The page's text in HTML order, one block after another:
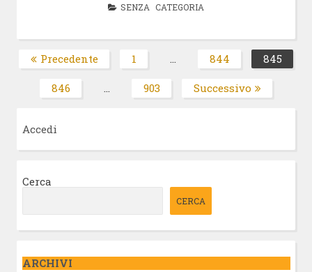
SENZA CATEGORIA
Paginazione
degli
articoli
Precedente Pagina
1 … Pagina
844 845
Pagina
846 … Pagina
903 Successivo
Accedi
Cerca
CERCA
ARCHIVI